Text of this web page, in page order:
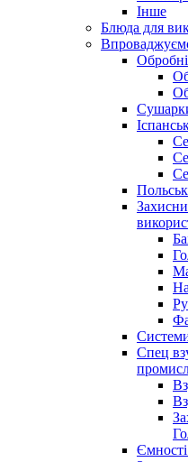
Інше
Блюда для
Системи
Спец